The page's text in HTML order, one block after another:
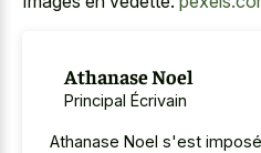
Athanase Noel
Principal Écrivain
Athanase Noel s'est